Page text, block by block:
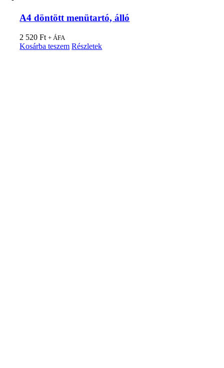
A4 döntött menütartó, álló
2 520Ft + ÁFA
Kosárba teszem Részletek